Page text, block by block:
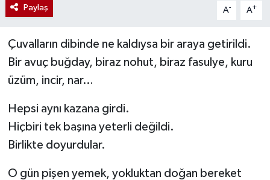
Paylaş A- A+
Çuvalların dibinde ne kaldıysa bir araya getirildi.
Bir avuç buğday, biraz nohut, biraz fasulye, kuru
üzüm, incir, nar…
Hepsi aynı kazana girdi.
Hiçbiri tek başına yeterli değildi.
Birlikte doyurdular.
O gün pişen yemek, yokluktan doğan bereket